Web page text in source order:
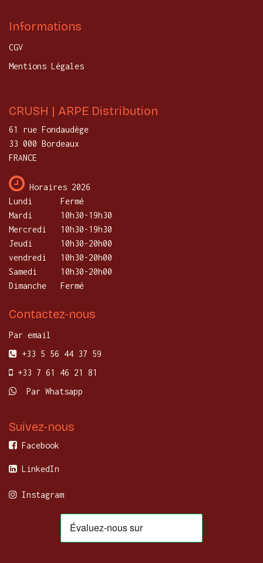
Informations
CGV
Mentions Légales
CRUSH | ARPE Distribution
61 rue Fondaudège
33 000 Bordeaux
FRANCE
Horaires 2026
Lundi
​Fermé
Mardi
10h30-19h30
Mercredi
​10h30-19h30
Jeudi
10h30-20h00
vendredi
10h30-20h00
Samedi
10h30-20h00
Dimanche
Fermé
Contactez-nous
Par email
+33 5 56 44 37 59
+33 7 61 46 21 81
Par Whatsapp
Suivez-nous
Facebook
LinkedIn
Instagram